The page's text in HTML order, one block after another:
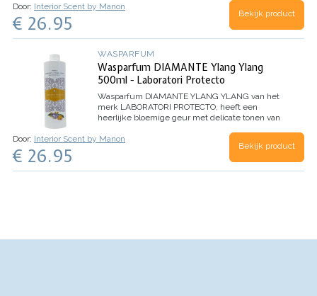
evolueert het parfum beter en behoudt het de
Inhoud 500ml (voor 100
Door: Interior Scent by Manon
€ 26.95 Bekijk product
WASPARFUM
Wasparfum DIAMANTE Ylang Ylang
500ml - Laboratori Protecto
Wasparfum DIAMANTE YLANG YLANG van het
merk LABORATORI PROTECTO, heeft een
heerlijke bloemige geur met delicate tonen van
Dennen
HART: Jasmijn, Lelie, Roos
Inhoud 500ml
Door: Interior Scent by Manon
€ 26.95 Bekijk product